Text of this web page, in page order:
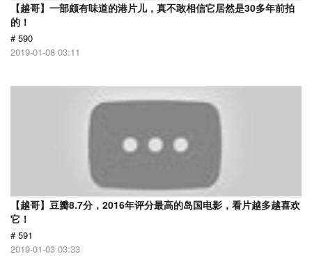
【越哥】一部颇有味道的港片儿，真不敢相信它居然是30多年前拍
的！
# 590
2019-01-08 03:11
【越哥】豆瓣8.7分，2016年评分最高的岛国电影，看片越多越喜欢
它！
# 591
2019-01-03 03:33